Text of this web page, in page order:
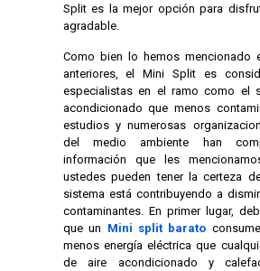
Split es la mejor opción para
agradable.
Como bien lo hemos mencionado
anteriores, el Mini Split es
especialistas en el ramo como el
acondicionado que menos
estudios y numerosas
del medio ambiente han
información que les
ustedes pueden tener la certeza
sistema está contribuyendo a
contaminantes. En primer lugar,
que un Mini split barato
menos energía eléctrica que
de aire acondicionado y